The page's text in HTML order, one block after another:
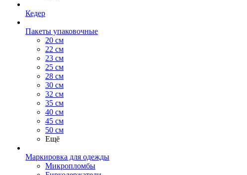
Кедер
Пакеты упаковочные
20 см
22 см
23 см
25 см
28 см
30 см
32 см
35 см
40 см
45 см
50 см
Ещё
Маркировка для одежды
Микропломбы